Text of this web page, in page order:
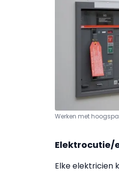
Werken met
Elektrocutie/
Elke elektricien